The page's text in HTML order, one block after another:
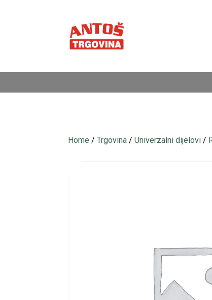
Home /Trgovina /Univerzalni dijelovi /